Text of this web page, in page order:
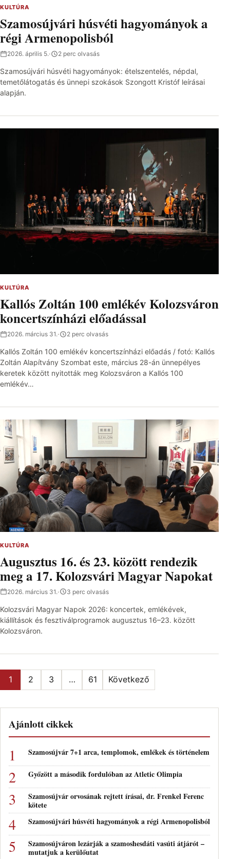
KULTÚRA
Szamosújvári húsvéti hagyományok a
régi Armenopolisból
2026. április 5.· 2 perc olvasás
Szamosújvári húsvéti hagyományok: ételszentelés, népdal,
temetőlátogatás és ünnepi szokások Szongott Kristóf leírásai
alapján.
KULTÚRA
Kallós Zoltán 100 emlékév Kolozsváron
koncertszínházi előadással
2026. március 31.· 2 perc olvasás
Kallós Zoltán 100 emlékév koncertszínházi előadás / fotó: Kallós
Zoltán Alapítvány Szombat este, március 28-án ünnepélyes
keretek között nyitották meg Kolozsváron a Kallós 100
emlékév…
KULTÚRA
Augusztus 16. és 23. között rendezik
meg a 17. Kolozsvári Magyar Napokat
2026. március 31.· 3 perc olvasás
Kolozsvári Magyar Napok 2026: koncertek, emlékévek,
kiállítások és fesztiválprogramok augusztus 16–23. között
Kolozsváron.
Bejegyzések lapozása
1 2 3 … 61 Következő
Ajánlott cikkek
Szamosújvár 7+1 arca, templomok, emlékek és történelem
Győzött a második fordulóban az Atletic Olimpia
Szamosújvár orvosának rejtett írásai, dr. Frenkel Ferenc
kötete
Szamosújvári húsvéti hagyományok a régi Armenopolisból
Szamosújváron lezárják a szamoshesdáti vasúti átjárót –
mutatjuk a kerülőutat